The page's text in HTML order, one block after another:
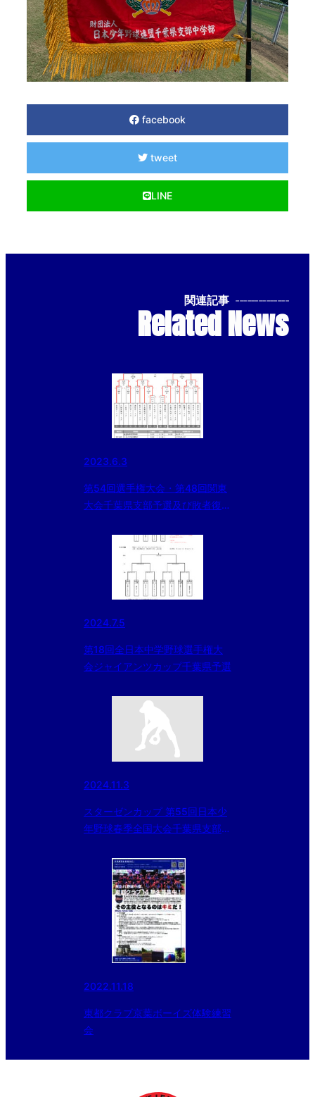
facebook
tweet
LINE
関連記事 --------------
Related News
2023.6.3
第54回選手権大会・第48回関東
大会千葉県支部予選及び敗者復活
部予選途中経過
2024.7.5
第18回全日本中学野球選手権大
会ジャイアンツカップ千葉県予選
2024.11.3
スターゼンカップ 第55回日本少
年野球春季全国大会千葉県支部予
2022.11.18
東都クラブ京葉ボーイズ体験練習
会